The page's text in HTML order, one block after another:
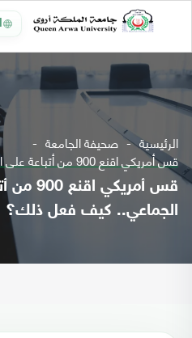
الرئيسية صحيفة الجامعة
قس أمريكي اقنع 900 من أتباعة على الإنتحار الجماعي.. كيف فعل ذلك؟
قس
الجماعي.. كيف فعل ذلك؟